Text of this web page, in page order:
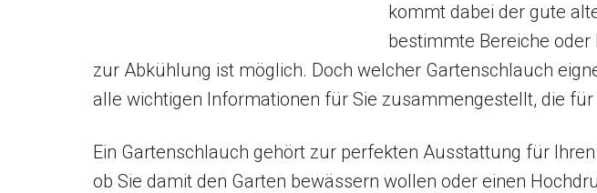
kommt dabei der gute
bestimmte Bereiche
zur Abkühlung ist möglich. Doch welcher Gartenschlauch
alle wichtigen Informationen für Sie zusammengestellt, die
Ein Gartenschlauch gehört zur perfekten Ausstattung für
ob Sie damit den Garten bewässern wollen oder einen